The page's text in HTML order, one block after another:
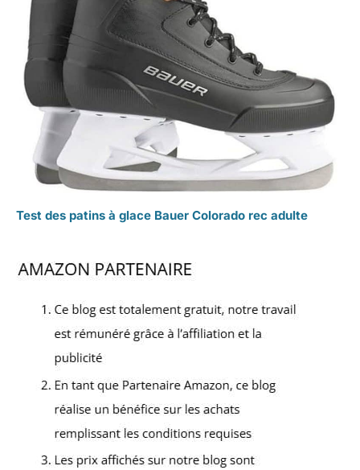
Test des patins à glace Bauer Colorado rec adulte